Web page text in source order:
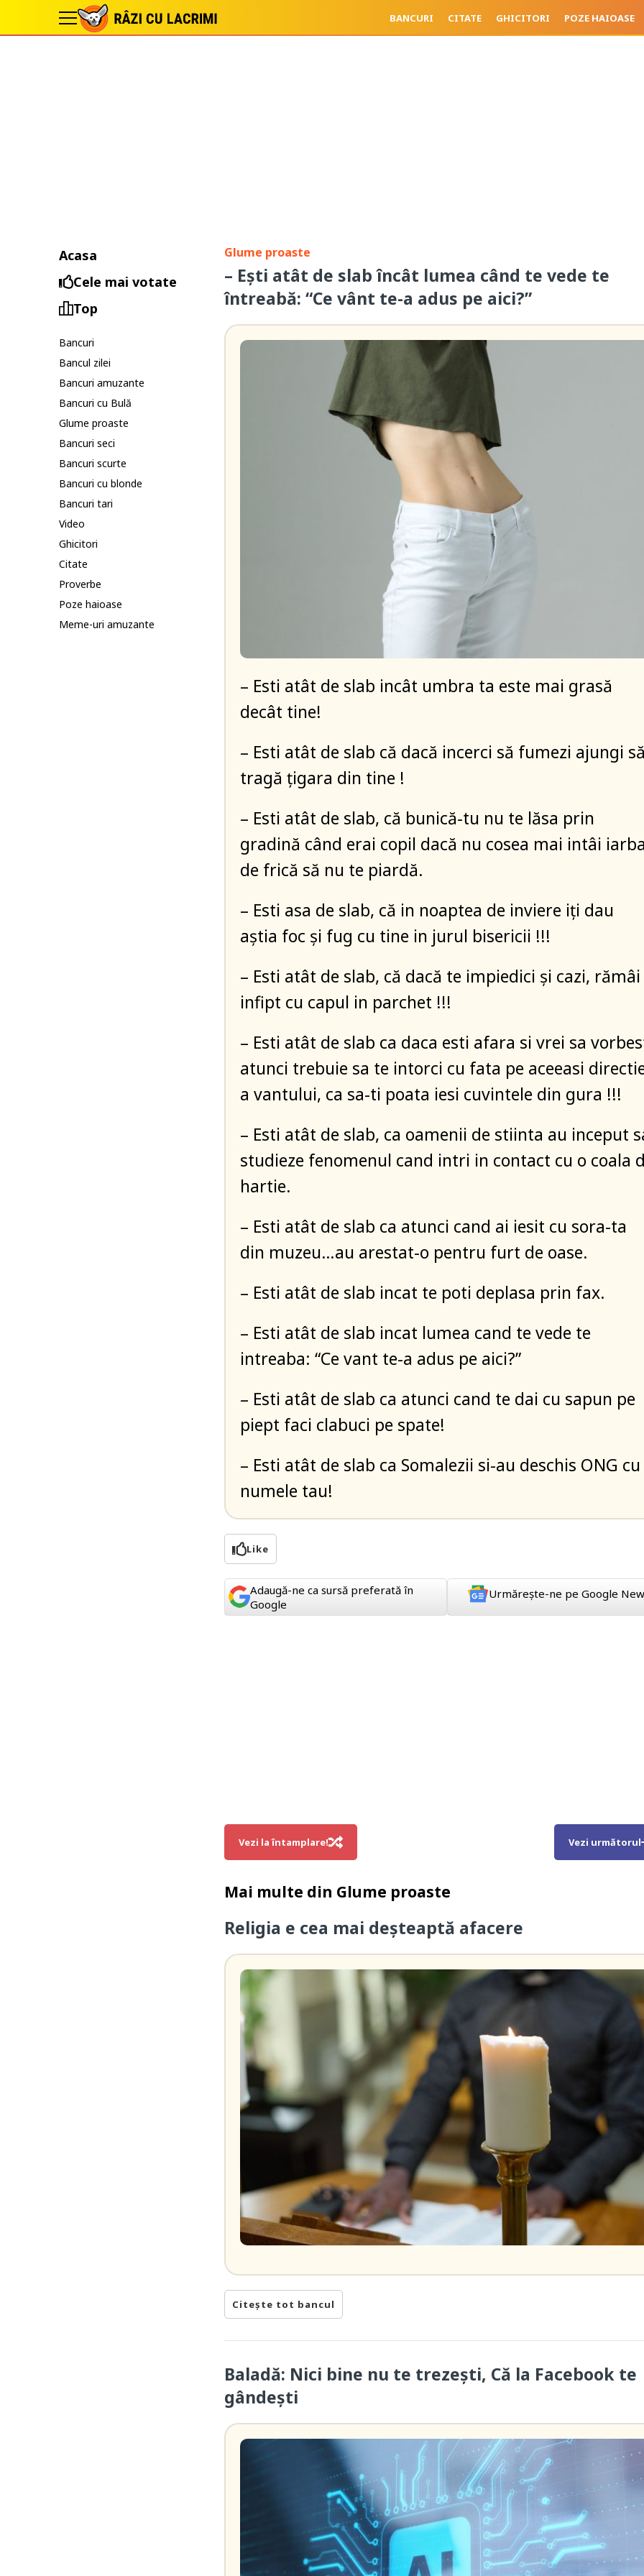
BANCURI CITATE GHICITORI POZE HAIOASE
Acasa
Cele mai votate
Top
Bancuri
Bancul zilei
Bancuri amuzante
Bancuri cu Bulă
Glume proaste
Bancuri seci
Bancuri scurte
Bancuri cu blonde
Bancuri tari
Video
Ghicitori
Citate
Proverbe
Poze haioase
Meme-uri amuzante
Glume proaste
– Ești atât de slab încât lumea când te vede te
întreabă: “Ce vânt te-a adus pe aici?”
– Esti atât de slab incât umbra ta este mai grasă
decât tine!
– Esti atât de slab că dacă incerci să fumezi ajungi
tragă țigara din tine !
– Esti atât de slab, că bunică-tu nu te lăsa prin
gradină când erai copil dacă nu cosea mai intâi
de frică să nu te piardă.
– Esti asa de slab, că in noaptea de inviere iți dau
aștia foc și fug cu tine in jurul bisericii !!!
– Esti atât de slab, că dacă te impiedici și cazi, rămâi
infipt cu capul in parchet !!!
– Esti atât de slab ca daca esti afara si vrei sa
atunci trebuie sa te intorci cu fata pe aceeasi
a vantului, ca sa-ti poata iesi cuvintele din gura !!!
– Esti atât de slab, ca oamenii de stiinta au inceput
studieze fenomenul cand intri in contact cu o coala
hartie.
– Esti atât de slab ca atunci cand ai iesit cu sora-ta
din muzeu…au arestat-o pentru furt de oase.
– Esti atât de slab incat te poti deplasa prin fax.
– Esti atât de slab incat lumea cand te vede te
intreaba: “Ce vant te-a adus pe aici?”
– Esti atât de slab ca atunci cand te dai cu sapun pe
piept faci clabuci pe spate!
– Esti atât de slab ca Somalezii si-au deschis ONG cu
numele tau!
Like
Adaugă-ne ca sursă preferată în
Google
Urmărește-ne pe Google
Vezi la întamplare! Vezi următorul
Mai multe din Glume proaste
Religia e cea mai deșteaptă afacere
Citește tot bancul
Baladă: Nici bine nu te trezești, Că la Facebook te
gândești